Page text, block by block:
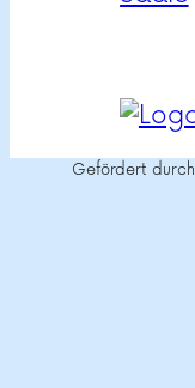
Gefördert durch